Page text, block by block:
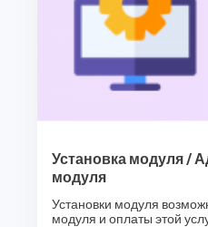
и сделайте ваш бизнес еще
Спасибо, что выбрали CS50!
Установка модуля /
модуля
Установки модуля
модуля и оплаты этой